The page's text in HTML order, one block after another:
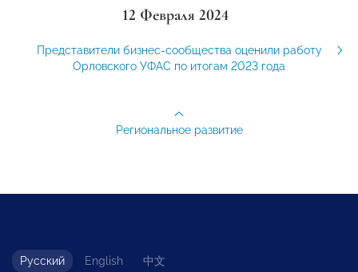
12 Февраля 2024
Представители бизнес-сообщества оценили работу
Орловского УФАС по итогам 2023 года
Региональное развитие
Русский English 中文